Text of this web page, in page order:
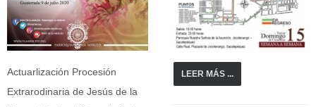
Actuarlización Procesión
Extrarodinaria de Jesús de la
LEER MÁS ...